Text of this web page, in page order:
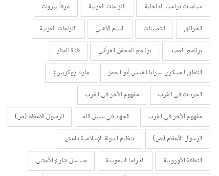
سياسات ترامب الداخلية
النزاعات العربية
مرفأ بيروت
الحرائق
التعيينات السلم الأهلي
النزاعات العربية
برنامج العميد
برنامج المحفل القرأني
قناة المنار
الناطق العسكري لسرايا القدس أبو الحمز
مارك زوكربيرغ
الحريات في الغرب
مفهوم الأخر في الغرب
مفهوم الأخر في الغرب
الجهاد في سبيل الله
الرسول الأعظم (ص)
الرسول الأعظم (ص)
تنظيم الدولة الإسلامية داعش
الثقافة الأوروبية
الدراما السعودية
مسلسل شارع الأعشى